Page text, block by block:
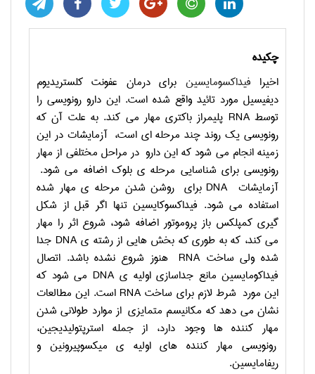
چکیده
اخیرا فیداکسومایسین برای درمان عفونت کلستریدیوم
دیفیسیل مورد تائید واقع شده است. این دارو رونویسی را
توسطRNA پلیمراز باکتری مهار می کند. به علت آن که
رونویسی یک روند چند مرحله ای است، آزمایشات در این
زمینه انجام می شود که این دارو در مراحل مختلفی از مهار
رونویسی برای شناسایی مرحله ی بلوک اضافه می شود.
آزمایشات DNA برای روشن شدن مرحله ی مهار شده
استفاده می شود. فیداکسوکایسین تنها اگر قبل از شکل
گیری کمپلکس باز پروموتور اضافه شود، شروع اثر را مهار
می کند، که به طوری که بخش هایی از رشته یDNA جدا
شده ولی ساخت RNA هنوز شروع نشده باشد. اتصال
فیداکومایسین مانع جداسازی اولیه یDNA می شود که
این مورد شرط لازم برای ساختRNA است. این مطالعات
نشان می دهد که مکانیسم متمایزی از موارد طولانی شدن
مهار کننده ها وجود دارد، از جمله استرپتولیدیجین،
رونویسی مهار کننده های اولیه ی میکسوپیرونین و
ریفامایسین.